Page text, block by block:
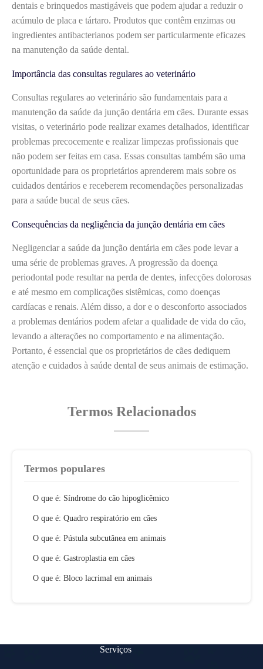
dentais e brinquedos mastigáveis que podem ajudar a reduzir o
acúmulo de placa e tártaro. Produtos que contêm enzimas ou
ingredientes antibacterianos podem ser particularmente eficazes
na manutenção da saúde dental.
Importância das consultas regulares ao veterinário
Consultas regulares ao veterinário são fundamentais para a
manutenção da saúde da junção dentária em cães. Durante essas
visitas, o veterinário pode realizar exames detalhados, identificar
problemas precocemente e realizar limpezas profissionais que
não podem ser feitas em casa. Essas consultas também são uma
oportunidade para os proprietários aprenderem mais sobre os
cuidados dentários e receberem recomendações personalizadas
para a saúde bucal de seus cães.
Consequências da negligência da junção dentária em cães
Negligenciar a saúde da junção dentária em cães pode levar a
uma série de problemas graves. A progressão da doença
periodontal pode resultar na perda de dentes, infecções dolorosas
e até mesmo em complicações sistêmicas, como doenças
cardíacas e renais. Além disso, a dor e o desconforto associados
a problemas dentários podem afetar a qualidade de vida do cão,
levando a alterações no comportamento e na alimentação.
Portanto, é essencial que os proprietários de cães dediquem
atenção e cuidados à saúde dental de seus animais de estimação.
Termos Relacionados
Termos populares
O que é: Síndrome do cão hipoglicêmico
O que é: Quadro respiratório em cães
O que é: Pústula subcutânea em animais
O que é: Gastroplastia em cães
O que é: Bloco lacrimal em animais
Serviços